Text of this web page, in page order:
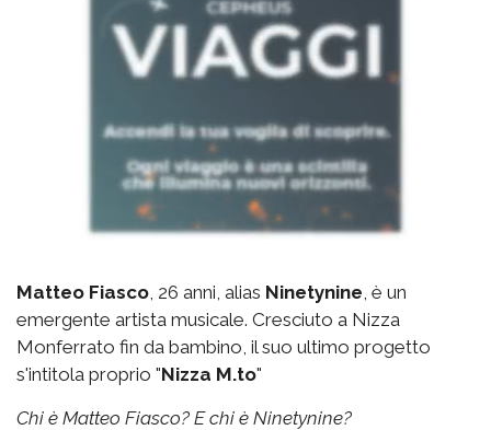
Matteo Fiasco , 26 anni, alias Ninetynine , è un
emergente artista musicale. Cresciuto a Nizza
Monferrato fin da bambino, il suo ultimo progetto
s'intitola proprio "Nizza M.to"
Chi è Matteo Fiasco? E chi è Ninetynine?